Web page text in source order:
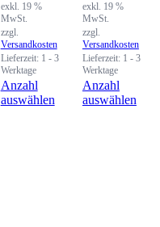
exkl. 19 %
MwSt.
zzgl.
Versandkosten
Lieferzeit: 1 - 3
Werktage
Anzahl
auswählen
exkl. 19 %
MwSt.
zzgl.
Versandkosten
Lieferzeit: 1 - 3
Werktage
Anzahl
auswählen